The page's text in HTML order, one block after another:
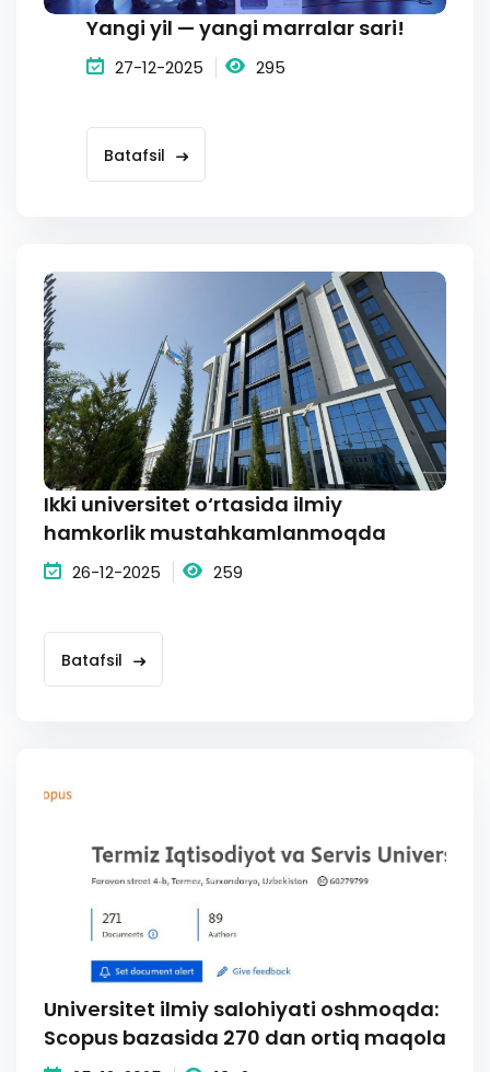
Yangi yil — yangi marralar sari!
27-12-2025 295
Batafsil
Ikki universitet o‘rtasida ilmiy
hamkorlik mustahkamlanmoqda
26-12-2025 259
Batafsil
Univеrsitеt ilmiy salohiyati oshmoqda:
Scopus bazasida 270 dan ortiq maqola